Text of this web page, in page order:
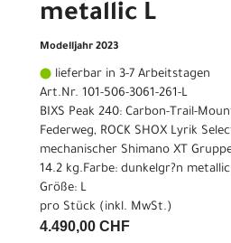
metallic L
Modelljahr 2023
lieferbar in 3-7 Arbeitstagen
Art.Nr. 101-506-3061-261-L
BIXS Peak 240: Carbon-Trail-
Federweg, ROCK SHOX Lyrik
mechanischer Shimano XT
14.2 kg.Farbe: dunkelgr?n metallic
Größe: L
pro Stück (inkl. MwSt.)
4.490,00 CHF